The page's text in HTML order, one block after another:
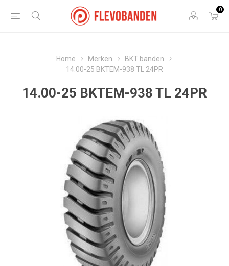
0
Home Merken
BKT banden
14.00-25 BKTEM-938 TL 24PR
14.00-25 BKTEM-938 TL 24PR